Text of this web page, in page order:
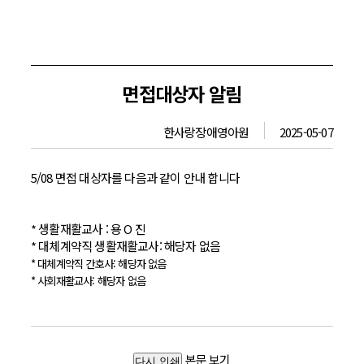
면접대상자 알림
한사랑장애영아원 2025-05-07
5/08 면접 대상자를 다음과 같이 안내 합니다
* 생활재활교사 : 용 O 진
* 대체계약직 생활재활교사: 해당자 없음
* 대체계약직 간호사: 해당자 없음
* 사회재활교사: 해당자 없음
다시 인쇄 본문 보기